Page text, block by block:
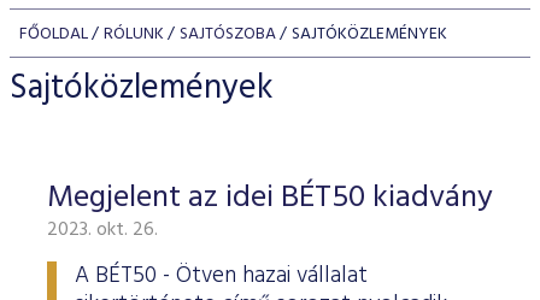
KERESKEDÉSI ADATOK
INDEXEK
Jelzáloglevél indexek
Vállalati kötvény indexek
Azonnali Piac
Részvények
Származékos piac
BEFEKTETŐK
Részvény szekció
Hitelpapír szekció
BÉT szabályzatok
Befektetővédelem
Alkalmazott díjstruktúra
Elszámolás
Részvény és vállalati kötvény tőzsdei bevezetését
program
BÉT Xtend - Részvénypiac egyszerűen
TŐZSDETAGOK
Tőzsdetagok, üzletkötők
VENDOROK
FŐOLDAL RÓLUNK SAJTÓSZOBA SAJTÓKÖZLEMÉNYEK
Sajtóközlemények
Megjelent az idei BÉT50 kiadvány
2023. okt. 26.
A BÉT50 - Ötven hazai vállalat